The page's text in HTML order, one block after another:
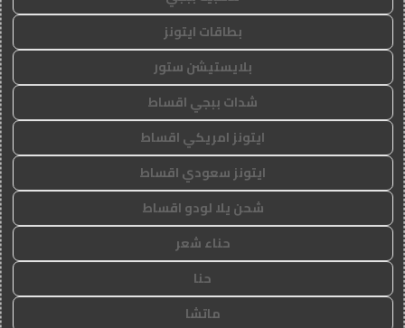
بطاقات ايتونز
بلايستيشن ستور
شدات ببجي اقساط
ايتونز امريكي اقساط
ايتونز سعودي اقساط
شحن يلا لودو اقساط
حناء شعر
حنا
ماتشا